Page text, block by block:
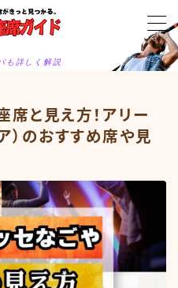
も詳しく解説
席と見え方！アリー
）のおすすめ席や見